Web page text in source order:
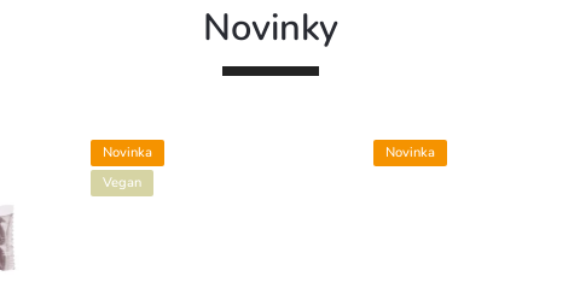
Novinky
Novinka
Vegan
Novinka